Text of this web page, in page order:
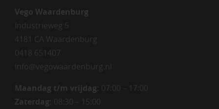
Vego Waardenburg
Industrieweg 5
4181 CA Waardenburg
0418 651407
info@vegowaardenburg.nl
Maandag t/m vrijdag: 07:00 – 17:00
Zaterdag: 08:30 – 15:00